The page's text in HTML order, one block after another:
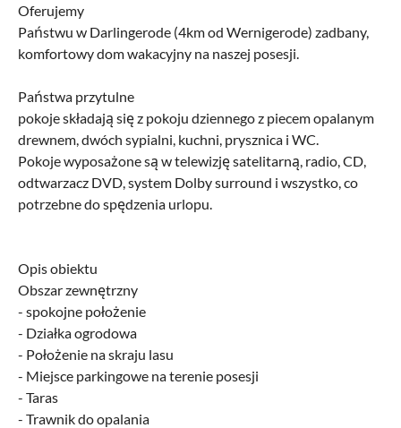
Oferujemy
Państwu w Darlingerode (4km od Wernigerode) zadbany,
komfortowy dom wakacyjny na naszej posesji.
Państwa przytulne
pokoje składają się z pokoju dziennego z piecem opalanym
drewnem, dwóch sypialni, kuchni, prysznica i WC.
Pokoje wyposażone są w telewizję satelitarną, radio, CD,
odtwarzacz DVD, system Dolby surround i wszystko, co
potrzebne do spędzenia urlopu.
Opis obiektu
Obszar zewnętrzny
- spokojne położenie
- Działka ogrodowa
- Położenie na skraju lasu
- Miejsce parkingowe na terenie posesji
- Taras
- Trawnik do opalania